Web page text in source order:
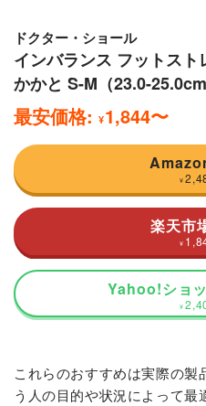
ドクター・ショール
インバランス フットスト
かかと S-M（23.0-25.0cm
最安価格: ¥1,844〜
¥
楽天市
¥
Yahoo!ショ
¥
これらのおすすめは実際の
う人の目的や状況によって最